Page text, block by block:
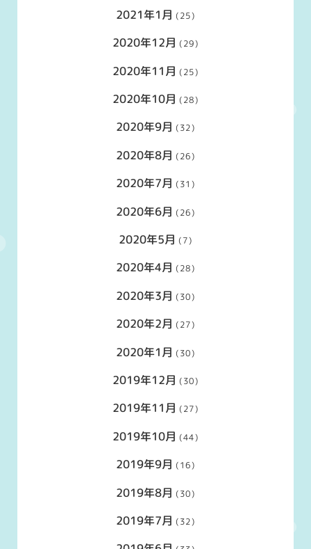
2021年1月 (25)
2020年12月 (29)
2020年11月 (25)
2020年10月 (28)
2020年9月 (32)
2020年8月 (26)
2020年7月 (31)
2020年6月 (26)
2020年5月 (7)
2020年4月 (28)
2020年3月 (30)
2020年2月 (27)
2020年1月 (30)
2019年12月 (30)
2019年11月 (27)
2019年10月 (44)
2019年9月 (16)
2019年8月 (30)
2019年7月 (32)